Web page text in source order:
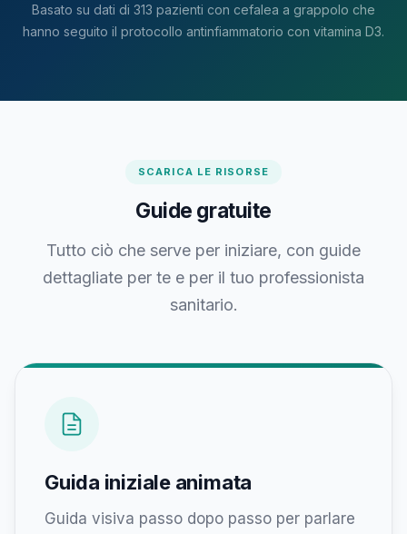
Basato su dati di 313 pazienti con cefalea a grappolo che
hanno seguito il protocollo antinfiammatorio con vitamina D3.
SCARICA LE RISORSE
Guide gratuite
Tutto ciò che serve per iniziare, con guide
dettagliate per te e per il tuo professionista
sanitario.
Guida iniziale animata
Guida visiva passo dopo passo per parlare